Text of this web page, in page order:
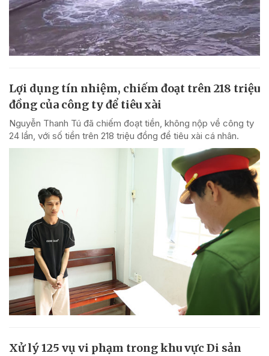
Lợi dụng tín nhiệm, chiếm đoạt trên 218 triệu
đồng của công ty để tiêu xài
Nguyễn Thanh Tú đã chiếm đoạt tiền, không nộp về công ty
24 lần, với số tiền trên 218 triệu đồng để tiêu xài cá nhân.
Xử lý 125 vụ vi phạm trong khu vực Di sản